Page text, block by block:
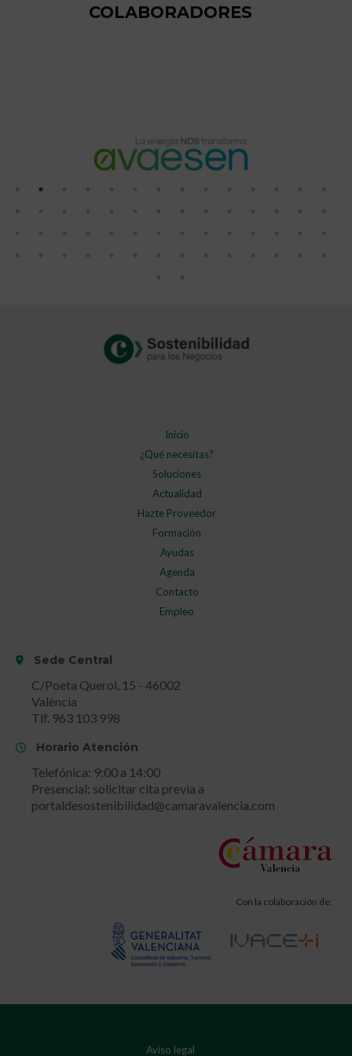
COLABORADORES
Inicio
¿Qué necesitas?
Soluciones
Actualidad
Hazte Proveedor
Formación
Ayudas
Agenda
Contacto
Empleo
Sede Central
C/Poeta Querol, 15 - 46002
València
Tlf. 963 103 998
Horario Atención
Telefónica: 9:00 a 14:00
Presencial: solicitar cita previa a
portaldesostenibilidad@camaravalencia.com
Con la colaboración de:
Aviso legal